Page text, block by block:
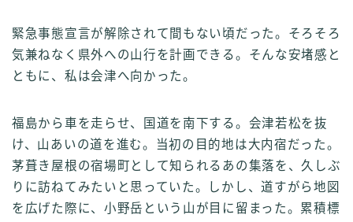
緊急事態宣言が解除されて間もない頃だった。そろそろ
気兼ねなく県外への山行を計画できる。そんな安堵感と
ともに、私は会津へ向かった。
福島から車を走らせ、国道を南下する。会津若松を抜
け、山あいの道を進む。当初の目的地は大内宿だった。
茅葺き屋根の宿場町として知られるあの集落を、久しぶ
りに訪ねてみたいと思っていた。しかし、道すがら地図
を広げた際に、小野岳という山が目に留まった。累積標